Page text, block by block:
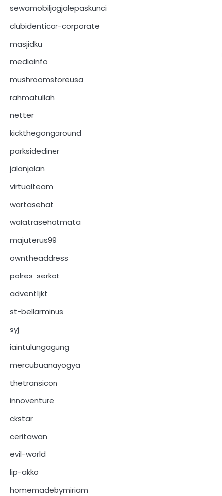
sewamobiljogjalepaskunci
clubidenticar-corporate
masjidku
mediainfo
mushroomstoreusa
rahmatullah
netter
kickthegongaround
parksidediner
jalanjalan
virtualteam
wartasehat
walatrasehatmata
majuterus99
owntheaddress
polres-serkot
advent1jkt
st-bellarminus
syj
iaintulungagung
mercubuanayogya
thetransicon
innoventure
ckstar
ceritawan
evil-world
lip-akko
homemadebymiriam